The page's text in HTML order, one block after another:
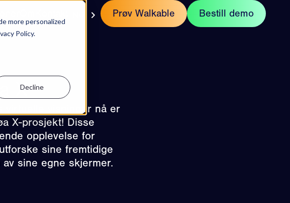
more personalized
Policy.
Decline
Prøv Walkable Bestill demo
X
virtuelle visninger nå er
X-prosjekt! Disse
opplevelse for
sine fremtidige
sine egne skjermer.